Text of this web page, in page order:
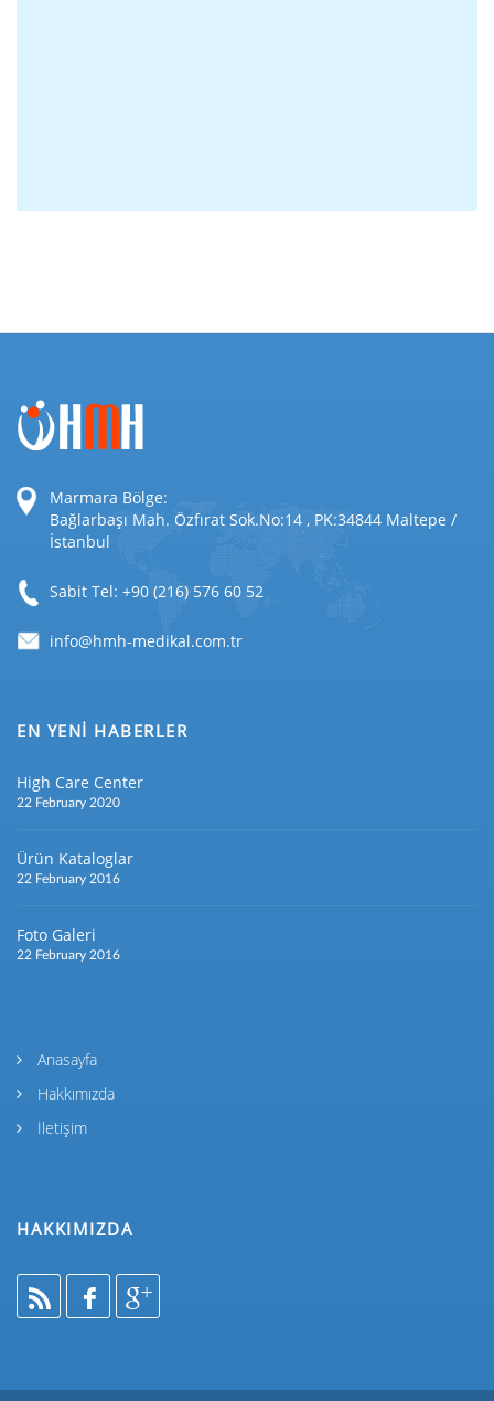
Marmara Bölge:
Bağlarbaşı Mah. Özfırat Sok.No:14 , PK:34844 Maltepe /
İstanbul
Sabit Tel: +90 (216) 576 60 52
EN YENİ HABERLER
High Care Center
22 February 2020
Ürün Kataloglar
22 February 2016
Foto Galeri
22 February 2016
Anasayfa
Hakkımızda
İletişim
HAKKIMIZDA